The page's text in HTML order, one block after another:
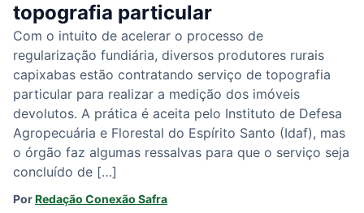
topografia particular
Com o intuito de acelerar o processo de
regularização fundiária, diversos produtores rurais
capixabas estão contratando serviço de topografia
particular para realizar a medição dos imóveis
devolutos. A prática é aceita pelo Instituto de Defesa
Agropecuária e Florestal do Espírito Santo (Idaf), mas
o órgão faz algumas ressalvas para que o serviço seja
concluído de […]
PorRedação Conexão Safra